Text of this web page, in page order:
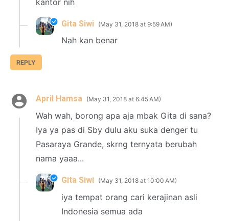
REPLY
Gita Siwi May 31, 2018 at 9:59 AM
Nah kan benar
April Hamsa May 31, 2018 at 6:45 AM
Wah wah, borong apa aja mbak Gita di sana?
Iya ya pas di Sby dulu aku suka denger tu
Pasaraya Grande, skrng ternyata berubah
nama yaaa...
Gita Siwi May 31, 2018 at 10:00 AM
iya tempat orang cari kerajinan asli
Indonesia semua ada